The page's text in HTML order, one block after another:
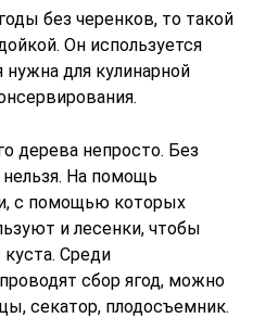
без черенков, то такой
Он используется
нужна для кулинарной
дерева непросто. Без
На помощь
с помощью которых
и лесенки, чтобы
Среди
сбор ягод, можно
секатор, плодосъемник.